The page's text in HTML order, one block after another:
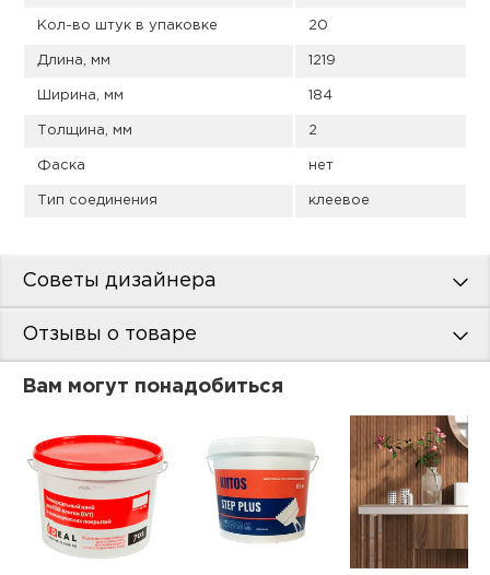
Кол-во штук в упаковке 20
Длина, мм 1219
Ширина, мм 184
Толщина, мм 2
Фаска нет
Тип соединения клеевое
Советы дизайнера
Отзывы о товаре
Вам могут понадобиться